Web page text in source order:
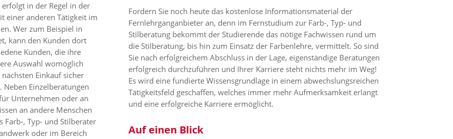
in der Regel in der
einer anderen Tätigkeit im
Wer zum Beispiel in
kann den Kunden dort
Kunden, die ihre
Auswahl womöglich
Einkauf sicher
Einzelberatungen
Unternehmen oder an
an andere Menschen
Farb-, Typ- und Stilberater
oder im Bereich
Fordern Sie noch heute das kostenlose Informationsmaterial der
Fernlehrganganbieter an, denn im Fernstudium zur Farb-, Typ- und
Stilberatung bekommt der Studierende das nötige Fachwissen rund um
die Stilberatung, bis hin zum Einsatz der Farbenlehre, vermittelt. So sind
Sie nach erfolgreichem Abschluss in der Lage, eigenständige Beratungen
erfolgreich durchzuführen und Ihrer Karriere steht nichts mehr im Weg!
Es wird eine fundierte Wissensgrundlage in einem abwechslungsreichen
Tätigkeitsfeld geschaffen, welches immer mehr Aufmerksamkeit erlangt
und eine erfolgreiche Karriere ermöglicht.
Auf einen Blick